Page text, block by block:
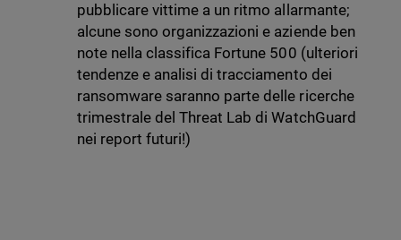
pubblicare vittime a un ritmo allarmante;
alcune sono organizzazioni e aziende ben
note nella classifica Fortune 500 (ulteriori
tendenze e analisi di tracciamento dei
ransomware saranno parte delle ricerche
trimestrale del Threat Lab di WatchGuard
nei report futuri!)